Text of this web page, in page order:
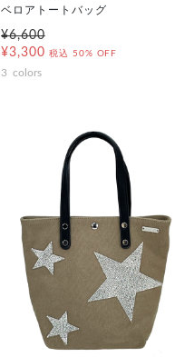
ベロアトートバッグ
¥6,600
¥3,300 税込 50% OFF
3 colors